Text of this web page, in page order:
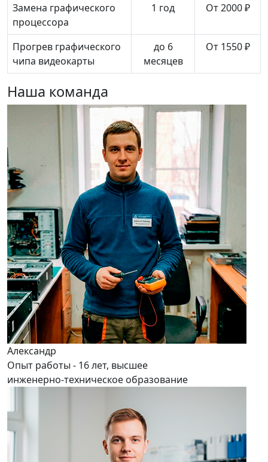
Замена графического
процессора
1 год От 2000 ₽
Прогрев графического
чипа видеокарты
до 6
месяцев
От 1550 ₽
Наша команда
Александр
Опыт работы - 16 лет, высшее
инженерно-техническое образование